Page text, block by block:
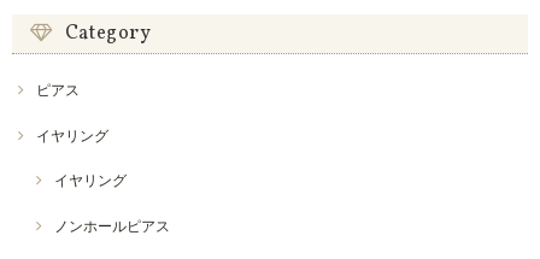
Category
ピアス
イヤリング
イヤリング
ノンホールピアス